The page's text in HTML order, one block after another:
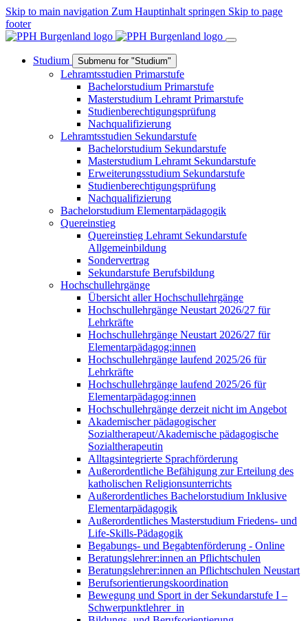
Skip to main navigation Zum Hauptinhalt springen Skip to page
footer
Studium Submenu for "Studium"
Lehramtsstudien Primarstufe
Bachelorstudium Primarstufe
Masterstudium Lehramt Primarstufe
Studienberechtigungsprüfung
Nachqualifizierung
Lehramtsstudien Sekundarstufe
Bachelorstudium Sekundarstufe
Masterstudium Lehramt Sekundarstufe
Erweiterungsstudium Sekundarstufe
Studienberechtigungsprüfung
Nachqualifizierung
Bachelorstudium Elementarpädagogik
Quereinstieg
Quereinstieg Lehramt Sekundarstufe
Allgemeinbildung
Sondervertrag
Sekundarstufe Berufsbildung
Hochschullehrgänge
Übersicht aller Hochschullehrgänge
Hochschullehrgänge Neustart 2026/27 für
Lehrkräfte
Hochschullehrgänge Neustart 2026/27 für
Elementarpädagog:innen
Hochschullehrgänge laufend 2025/26 für
Lehrkräfte
Hochschullehrgänge laufend 2025/26 für
Elementarpädagog:innen
Hochschullehrgänge derzeit nicht im Angebot
Akademischer pädagogischer
Sozialtherapeut/Akademische pädagogische
Sozialtherapeutin
Alltagsintegrierte Sprachförderung
Außerordentliche Befähigung zur Erteilung des
katholischen Religionsunterrichts
Außerordentliches Bachelorstudium Inklusive
Elementarpädagogik
Außerordentliches Masterstudium Friedens- und
Life-Skills-Pädagogik
Begabungs- und Begabtenförderung - Online
Beratungslehrer:innen an Pflichtschulen
Beratungslehrer:innen an Pflichtschulen Neustart
Berufsorientierungskoordination
Bewegung und Sport in der Sekundarstufe I –
Schwerpunktlehrer_in